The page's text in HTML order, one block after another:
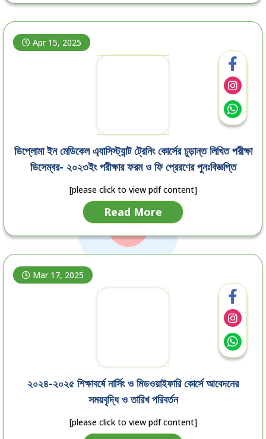
Apr 15, 2025
ডিপ্লোমা ইন মেডিকেল এ্যাসিস্ট্যান্ট ট্রেনিং কোর্সের চুড়ান্ত লিখিত পরীক্ষা
ডিসেম্বর- ২০২৩ইং পরীক্ষার ফরম ও ফি প্রেরণের পুনঃবিজ্ঞপ্তি
[please click to view pdf content]
Read More
Mar 17, 2025
২০২৪-২০২৫ শিক্ষাবর্ষে নার্সিং ও মিডওয়াইফারি কোর্সে আবেদনের
সময়বৃদ্ধি ও তারিখ পরিবর্তন
[please click to view pdf content]